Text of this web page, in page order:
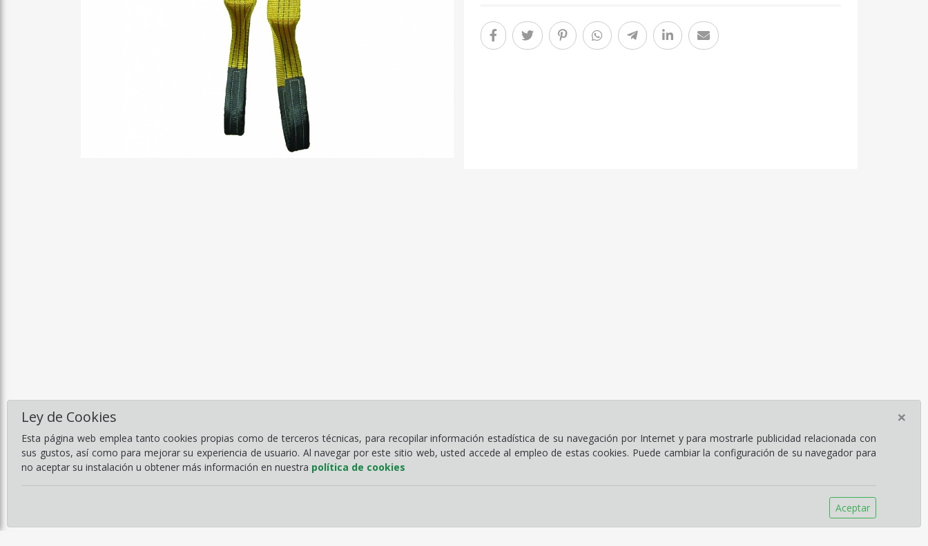
Ley de Cookies
Esta página web emplea tanto cookies propias como de terceros técnicas, para recopilar información estadística de su navegación por Internet y para mostrarle publicidad relacionada con
sus gustos, así como para mejorar su experiencia de usuario. Al navegar por este sitio web, usted accede al empleo de estas cookies. Puede cambiar la configuración de su navegador para
no aceptar su instalación u obtener más información en nuestra política de cookies
Aceptar
×